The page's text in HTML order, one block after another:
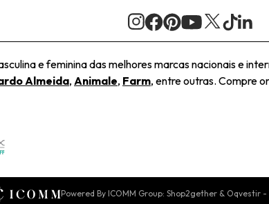
e feminina das melhores marcas nacionais e
Almeida, Animale, Farm, entre outras. Compre
Powered By ICOMM Group: Shop2gether & Oqvestir